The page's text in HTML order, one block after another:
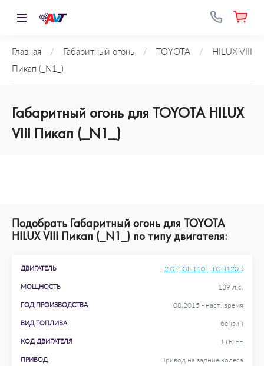
Главная / Габаритный огонь / TOYOTA /
HILUX VIII
Пикап (_N1_)
Габаритный огонь для TOYOTA HILUX
VIII Пикап (_N1_)
Подобрать Габаритный огонь для TOYOTA
HILUX VIII Пикап (_N1_) по типу двигателя:
ДВИГАТЕЛЬ 2.0 (TGN110_, TGN120_)
МОЩНОСТЬ 139 л.с.
ГОД ПРОИЗВОДСТВА 08.2015 - наст. время
ВИД ТОПЛИВА бензин
КОД ДВИГАТЕЛЯ 1TR-FE
ПРИВОД Привод на задние колеса